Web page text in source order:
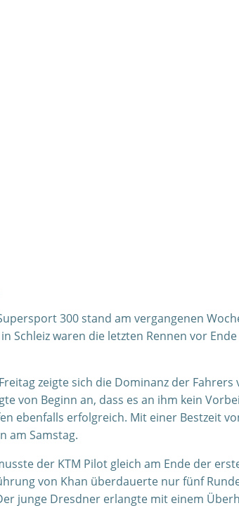
300 stand am vergangenen
Schleiz waren die letzten Rennen vor
zeigte sich die Dominanz der Fahrers
von Beginn an, dass es an ihm kein
ebenfalls erfolgreich. Mit einer Bestzeit
am Samstag.
der KTM Pilot gleich am Ende der
von Khan überdauerte nur fünf
junge Dresdner erlangte mit einem